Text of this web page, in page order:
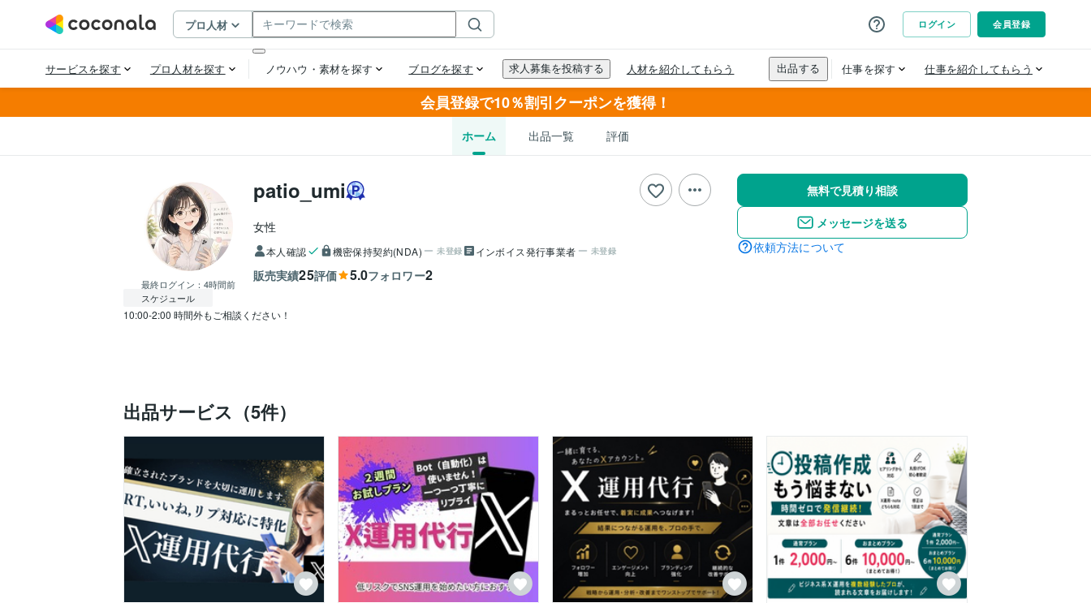
会員登録で10％割引クーポンを獲得！
ホーム 出品一覧 評価
最終ログイン： 4時間前
patio_umi
女性
本人確認 機密保持契約(NDA) 未登録 インボイス発行事業者 未登録
販売実績25評価 5.0フォロワー2
無料で見積り相談
メッセージを送る
依頼方法について
スケジュール
10:00-2:00 時間外もご相談ください！
出品サービス（5件）